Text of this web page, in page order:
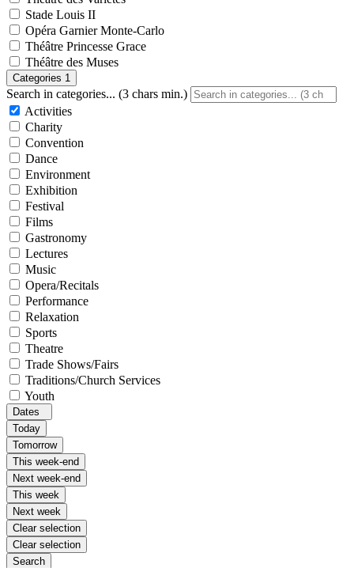
Stade Louis II
Opéra Garnier Monte-Carlo
Théâtre Princesse Grace
Théâtre des Muses
Categories 1
Search in categories... (3 chars min.)
Activities
Charity
Convention
Dance
Environment
Exhibition
Festival
Films
Gastronomy
Lectures
Music
Opera/Recitals
Performance
Relaxation
Sports
Theatre
Trade Shows/Fairs
Traditions/Church Services
Youth
Dates
Today
Tomorrow
This week-end
Next week-end
This week
Next week
Clear selection
Clear selection
Search